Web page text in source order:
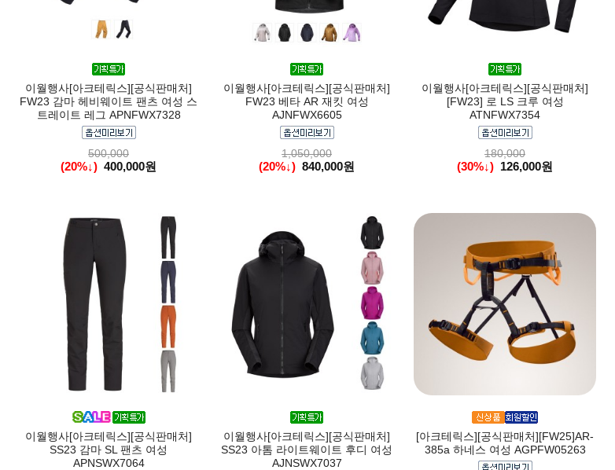
이월행사[아크테릭스][공식판매처]
FW23 감마 헤비웨이트 팬츠 여성 스
트레이트 레그 APNFWX7328
500,000
(20%↓) 400,000원
이월행사[아크테릭스][공식판매처]
FW23 베타 AR 재킷 여성
AJNFWX6605
1,050,000
(20%↓) 840,000원
이월행사[아크테릭스][공식판매처]
[FW23] 로 LS 크루 여성
ATNFWX7354
180,000
(30%↓) 126,000원
이월행사[아크테릭스][공식판매처]
SS23 감마 SL 팬츠 여성
APNSWX7064
이월행사[아크테릭스][공식판매처]
SS23 아톰 라이트웨이트 후디 여성
AJNSWX7037
[아크테릭스][공식판매처][FW25]AR-
385a 하네스 여성 AGPFW05263